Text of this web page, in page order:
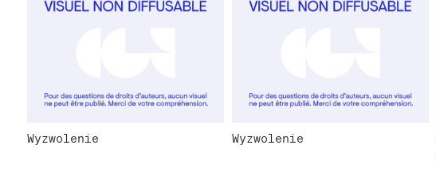
Wyzwolenie Wyzwolenie